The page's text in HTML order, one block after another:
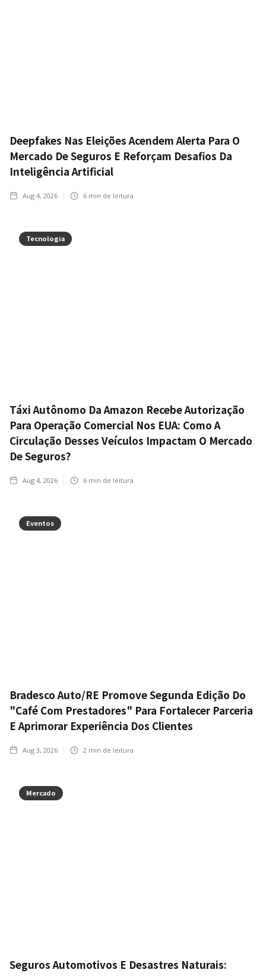
Deepfakes Nas Eleições Acendem Alerta Para O
Mercado De Seguros E Reforçam Desafios Da
Inteligência Artificial
Aug 4, 2026 6 min de leitura
Tecnologia
Táxi Autônomo Da Amazon Recebe Autorização
Para Operação Comercial Nos EUA: Como A
Circulação Desses Veículos Impactam O Mercado
De Seguros?
Aug 4, 2026 6 min de leitura
Eventos
Bradesco Auto/RE Promove Segunda Edição Do
"Café Com Prestadores" Para Fortalecer Parceria
E Aprimorar Experiência Dos Clientes
Aug 3, 2026 2 min de leitura
Mercado
Seguros Automotivos E Desastres Naturais: